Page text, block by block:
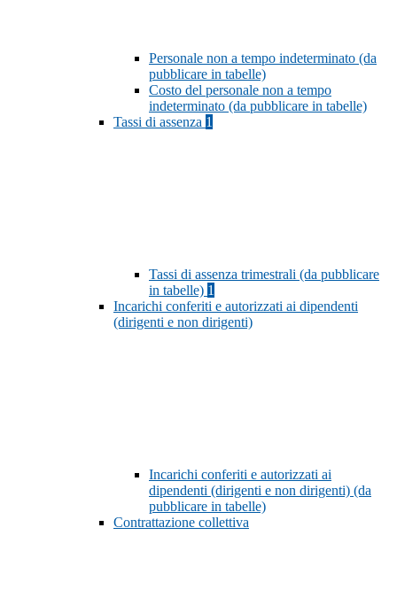
Personale non a tempo indeterminato (da
pubblicare in tabelle)
Costo del personale non a tempo
indeterminato (da pubblicare in tabelle)
Tassi di assenza 1
Tassi di assenza trimestrali (da pubblicare
in tabelle) 1
Incarichi conferiti e autorizzati ai dipendenti
(dirigenti e non dirigenti)
Incarichi conferiti e autorizzati ai
dipendenti (dirigenti e non dirigenti) (da
pubblicare in tabelle)
Contrattazione collettiva